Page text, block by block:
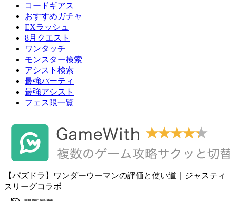
コードギアス
おすすめガチャ
EXラッシュ
8月クエスト
ワンタッチ
モンスター検索
アシスト検索
最強パーティ
最強アシスト
フェス限一覧
【パズドラ】ワンダーウーマンの評価と使い道｜ジャスティ
スリーグコラボ